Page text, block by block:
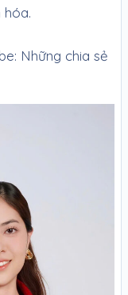
hóa.
Những chia sẻ